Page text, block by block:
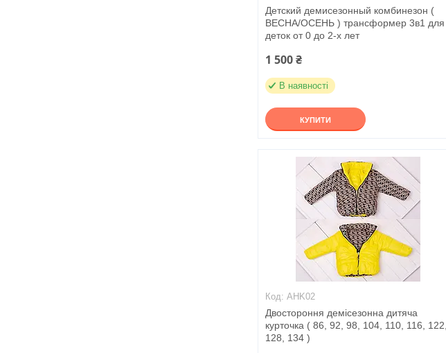
Детский демисезонный комбинезон (
ВЕСНА/ОСЕНЬ ) трансформер 3в1 для
деток от 0 до 2-х лет
1 500 ₴
В наявності
КУПИТИ
AHK02
Двостороння демісезонна дитяча
курточка ( 86, 92, 98, 104, 110, 116, 122,
128, 134 )